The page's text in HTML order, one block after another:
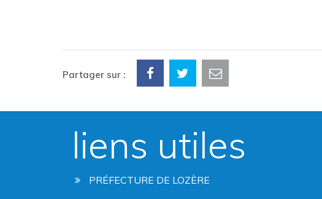
Partager sur :
liens utiles
PRÉFECTURE DE LOZÈRE